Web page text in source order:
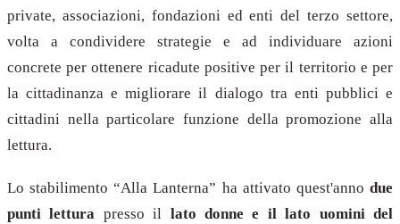
private, associazioni, fondazioni ed enti del terzo settore,
volta a condividere strategie e ad individuare azioni
concrete per ottenere ricadute positive per il territorio e per
la cittadinanza e migliorare il dialogo tra enti pubblici e
cittadini nella particolare funzione della promozione alla
lettura.
Lo stabilimento “Alla Lanterna” ha attivato quest'anno due
punti lettura presso il lato donne e il lato uomini del